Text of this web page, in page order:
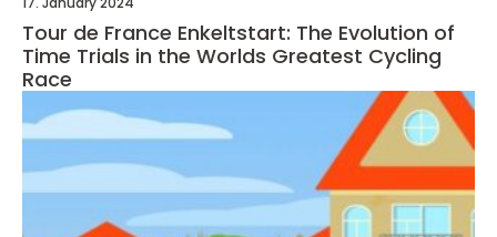
Tour de France Enkeltstart: The Evolution of
Time Trials in the Worlds Greatest Cycling
Race